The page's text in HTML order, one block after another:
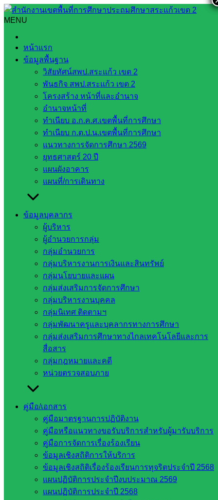
Skip
to
content
MENU
หน้าแรก
ข้อมูลพื้นฐาน
วิสัยทัศน์สพป.สระแก้ว เขต 2
พันธกิจ สพป.สระแก้ว เขต 2
โครงสร้าง หน้าที่และอำนาจ
อำนาจหน้าที่
ทำเนียบ อ.ก.ค.ศ.เขตพื้นที่การศึกษา
ทำเนียบ ก.ต.ป.น.เขตพื้นที่การศึกษา
แนวทางการจัดการศึกษา 2569
ยุทธศาสตร์ 20 ปี
แผนผังอาคาร
แผนที่/การเดินทาง
ข้อมูลบุคลากร
ผู้บริหาร
ผู้อำนวยการกลุ่ม
กลุ่มอำนวยการ
กลุ่มบริหารงานการเงินและสินทรัพย์
กลุ่มนโยบายและแผน
กลุ่มส่งเสริมการจัดการศึกษา
กลุ่มบริหารงานบุคคล
กลุ่มนิเทศ ติดตามฯ
กลุ่มพัฒนาครูและบุคลากรทางการศึกษา
กลุ่มส่งเสริมการศึกษาทางไกลเทคโนโลยีและการ
สื่อสาร
กลุ่มกฎหมายและคดี
หน่วยตรวจสอบภาย
คู่มือ/เอกสาร
คู่มือมาตรฐานการปฏิบัติงาน
คู่มือหรือแนวทางขอรับบริการสำหรับผู้มารับบริการ
คู่มือการจัดการเรื่องร้องเรียน
ข้อมูลเชิงสถิติการให้บริการ
ข้อมูลเชิงสถิติเรื่องร้องเรียนการทุจริตประจำปี 2568
แผนปฏิบัติการประจำปีงบประมาณ 2569
แผนปฏิบัติการประจำปี 2568
Search
ประชุมคณะกรรมการ ” PA Support Team ” ระดับเขตพื้นที่
การศึกษา ครั้งที่ 1/2565
ประชุมคณะกรรมการ ” PA Support
Team ” ระดับเขตพื้นที่การศึกษา ครั้งที่
1/2565
พฤศจิกายน 24, 2022 บริหารงานบุคคล
บริหารงานบุคคล
Post Views: 339
บริหารงานบุคคล
หน่วยงาน
ที่เกี่ยวข้อง
ศึกษาธิการ
การ
อุดมศึกษา
สำนักงาน
เลขาธิการ
สภาการ
ศึกษา
สำนักงาน
คณะ
กรรมการ